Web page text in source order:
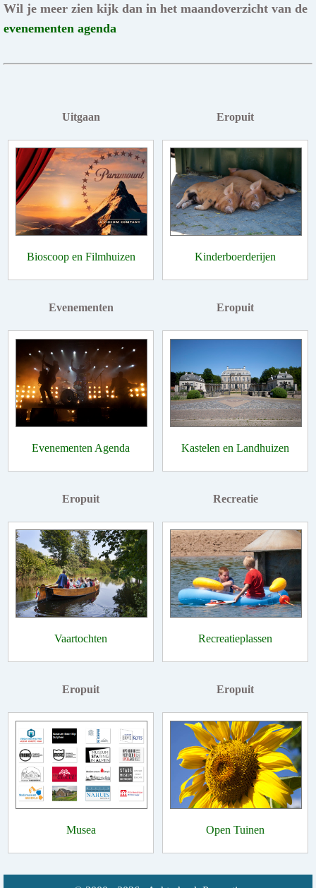
Wil je meer zien kijk dan in het maandoverzicht van de
evenementen agenda
Uitgaan
Bioscoop en Filmhuizen
Eropuit
Kinderboerderijen
Evenementen
Evenementen Agenda
Eropuit
Kastelen en Landhuizen
Eropuit
Vaartochten
Recreatie
Recreatieplassen
Eropuit
Musea
Eropuit
Open Tuinen